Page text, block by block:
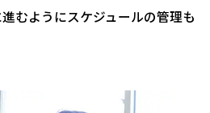
むようにスケジュールの管理も